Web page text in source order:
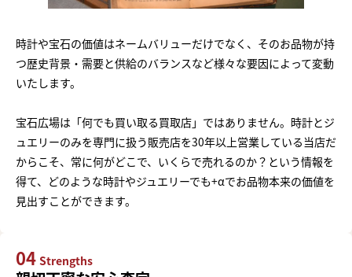
時計や宝石の価値はネームバリューだけでなく、そのお品物が持
つ歴史背景・需要と供給のバランスなど様々な要因によって変動
いたします。
宝石広場は「何でも買い取る買取店」ではありません。時計とジ
ュエリーのみを専門に扱う販売店を30年以上営業している当店だ
からこそ、常に何がどこで、いくらで売れるのか？という情報を
得て、どのような時計やジュエリーでも+αでお品物本来の価値を
見出すことができます。
04 Strengths